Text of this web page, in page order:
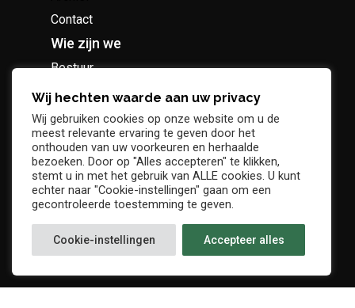
Contact
Wie zijn we
Bestuur
Geschiedenis
Supportersclub
Socio Business Club
Wij hechten waarde aan uw privacy
Wij gebruiken cookies op onze website om u de
meest relevante ervaring te geven door het
onthouden van uw voorkeuren en herhaalde
bezoeken. Door op "Alles accepteren" te klikken,
stemt u in met het gebruik van ALLE cookies. U kunt
echter naar "Cookie-instellingen" gaan om een
gecontroleerde toestemming te geven.
Cookie-instellingen Accepteer alles